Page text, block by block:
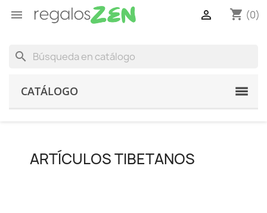
 shopping_cart (0)

search
CATÁLOGO
ARTÍCULOS TIBETANOS